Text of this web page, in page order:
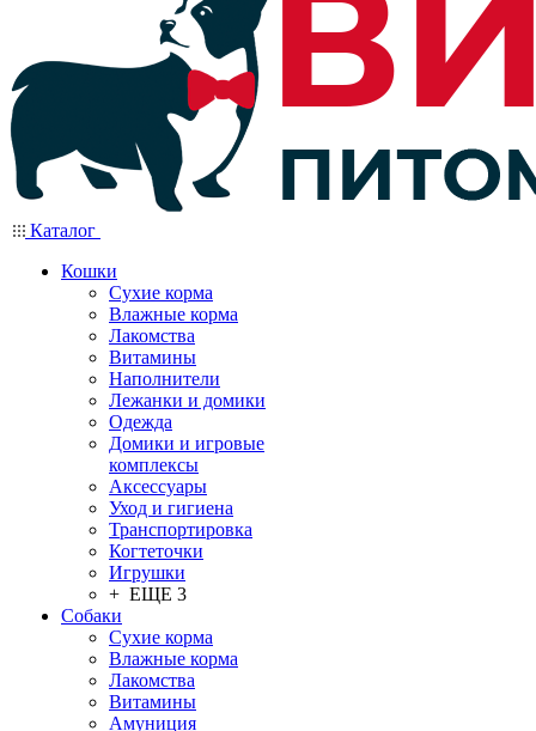
Каталог
Кошки
Сухие корма
Влажные корма
Лакомства
Витамины
Наполнители
Лежанки и домики
Одежда
Домики и игровые
комплексы
Аксессуары
Уход и гигиена
Транспортировка
Когтеточки
Игрушки
+ ЕЩЕ 3
Собаки
Сухие корма
Влажные корма
Лакомства
Витамины
Амуниция